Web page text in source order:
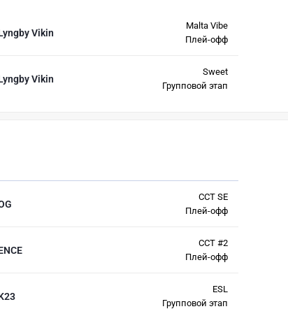
Vikin
Malta Vibe
Плей-офф
Vikin
Sweet
Групповой этап
CCT SE
Плей-офф
CCT #2
Плей-офф
ESL
Групповой этап